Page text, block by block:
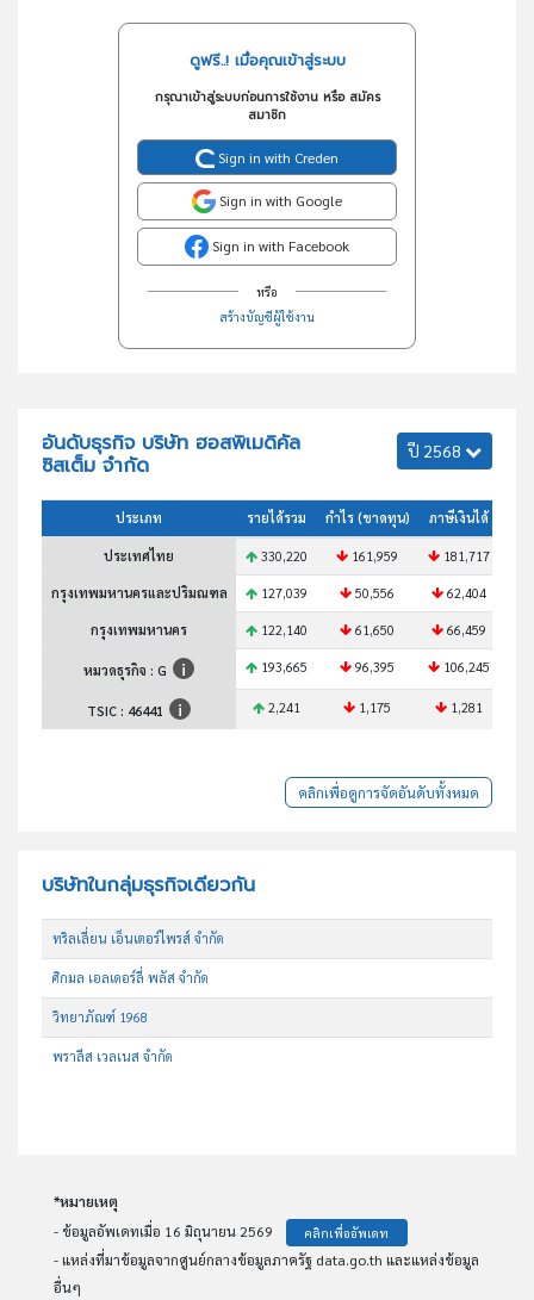
ดูฟรี..! เมื่อคุณเข้าสู่ระบบ
กรุณาเข้าสู่ระบบก่อนการใช้งาน หรือ สมัคร
สมาชิก
Sign in with Creden
Sign in with Google
Sign in with Facebook
หรือ
สร้างบัญชีผู้ใช้งาน
อันดับธุรกิจ บริษัท ฮอสพิเมดิคัล
ซิสเต็ม จำกัด
ปี 2568
ประเภท รายได้รวม กำไร (ขาดทุน) ภาษีเงินได้
ประเทศไทย 330,220 161,959 181,717
กรุงเทพมหานครและปริมณฑล 127,039 50,556 62,404
กรุงเทพมหานคร 122,140 61,650 66,459
หมวดธุรกิจ : G 193,665 96,395 106,245
TSIC : 46441 2,241 1,175 1,281
คลิกเพื่อดูการจัดอันดับทั้งหมด
บริษัทในกลุ่มธุรกิจเดียวกัน
ทริลเลี่ยน เอ็นเตอร์ไพรส์ จำกัด
ศิกมล เอลเดอร์ลี่ พลัส จำกัด
วิทยาภัณฑ์ 1968
พราลีส เวลเนส จำกัด
*หมายเหตุ
- ข้อมูลอัพเดทเมื่อ 16 มิถุนายน 2569
คลิกเพื่ออัพเดท
- แหล่งที่มาข้อมูลจากศูนย์กลางข้อมูลภาครัฐ data.go.th และแหล่งข้อมูล
อื่นๆ